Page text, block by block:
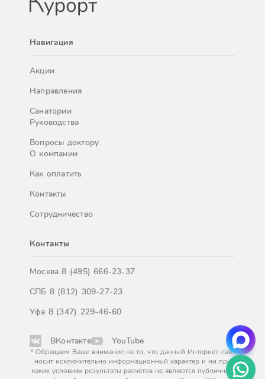
Навигация
Акции
Направления
Санатории
Руководства
Вопросы доктору
О компании
Как оплатить
Контакты
Сотрудничество
Контакты
Москва8 (495) 666-23-37
СПБ 8 (812) 309-27-23
Уфа 8 (347) 229-46-60
ВКонтакте YouTube
* Обращаем Ваше внимание на то, что данный Интернет-сайт
носит исключительно информационный характер и ни при
каких условиях результаты расчетов не являются публичной